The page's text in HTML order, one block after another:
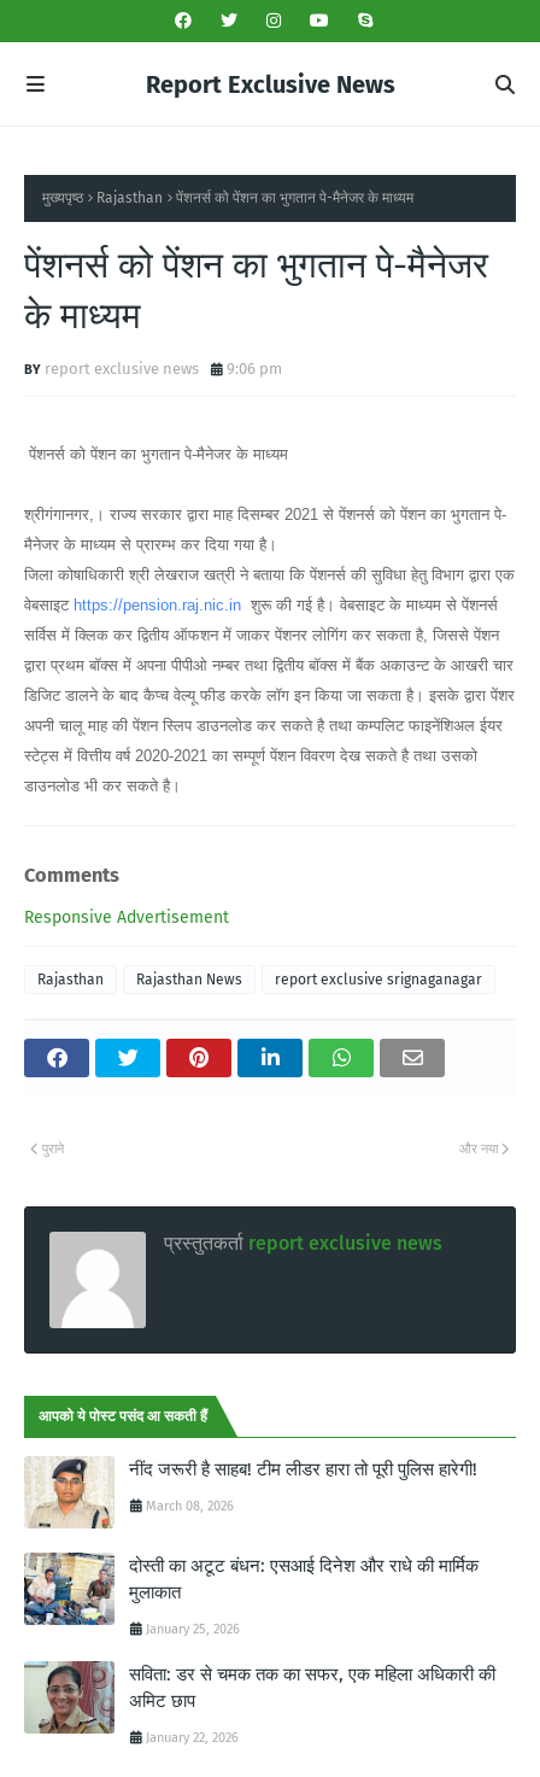
Report Exclusive News
मुख्यपृष्ठ Rajasthan पेंशनर्स को पेंशन का भुगतान पे-मैनेजर के माध्यम
पेंशनर्स को पेंशन का भुगतान पे-मैनेजर
के माध्यम
report exclusive news 9:06 pm
पेंशनर्स को पेंशन का भुगतान पे-मैनेजर के माध्यम
श्रीगंगानगर,। राज्य सरकार द्वारा माह दिसम्बर 2021 से पेंशनर्स को पेंशन का भुगतान पे-
मैनेजर के माध्यम से प्रारम्भ कर दिया गया है।
जिला कोषाधिकारी श्री लेखराज खत्री ने बताया कि पेंशनर्स की सुविधा हेतु विभाग द्वारा एक
वेबसाइट https://pension.raj.nic.in शुरू की गई है। वेबसाइट के माध्यम से पेंशनर्स
सर्विस में क्लिक कर द्वितीय ऑफशन में जाकर पेंशनर लोगिंग कर सकता है, जिससे पेंशन
द्वारा प्रथम बॉक्स में अपना पीपीओ नम्बर तथा द्वितीय बॉक्स में बैंक अकाउन्ट के आखरी चार
डिजिट डालने के बाद कैप्च वेल्यू फीड करके लॉग इन किया जा सकता है। इसके द्वारा पेंशर
अपनी चालू माह की पेंशन स्लिप डाउनलोड कर सकते है तथा कम्पलिट फाइनेंशिअल ईयर
स्टेट्स में वित्तीय वर्ष 2020-2021 का सम्पूर्ण पेंशन विवरण देख सकते है तथा उसको
डाउनलोड भी कर सकते है।
Comments
Responsive Advertisement
Rajasthan Rajasthan News report exclusive srignaganagar
और नया
पुराने
प्रस्तुतकर्ता report exclusive news
आपको ये पोस्ट पसंद आ सकती हैं
नींद जरूरी है साहब! टीम लीडर हारा तो पूरी पुलिस हारेगी!
March 08, 2026
दोस्ती का अटूट बंधन: एसआई दिनेश और राधे की मार्मिक
मुलाकात
January 25, 2026
सविता: डर से चमक तक का सफर, एक महिला अधिकारी की
अमिट छाप
January 22, 2026